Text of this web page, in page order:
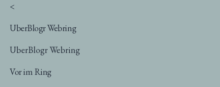
<
UberBlogr Webring
UberBlogr Webring
Vor im Ring